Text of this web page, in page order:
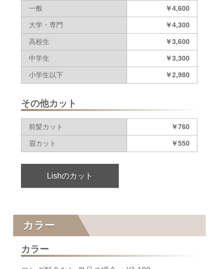
一般 ￥4,600
大学・専門 ￥4,300
高校生 ￥3,600
中学生 ￥3,300
小学生以下 ￥2,980
その他カット
前髪カット ￥760
眉カット ￥550
Lishのカット
カラー
カラー